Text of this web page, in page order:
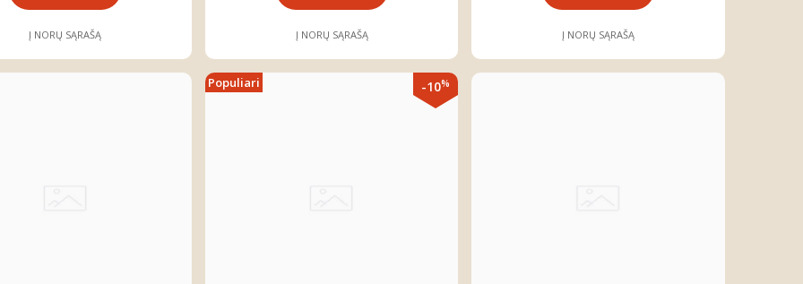
Į NORŲ SĄRAŠĄ Į NORŲ SĄRAŠĄ Į NORŲ SĄRAŠĄ
Populiari -10%